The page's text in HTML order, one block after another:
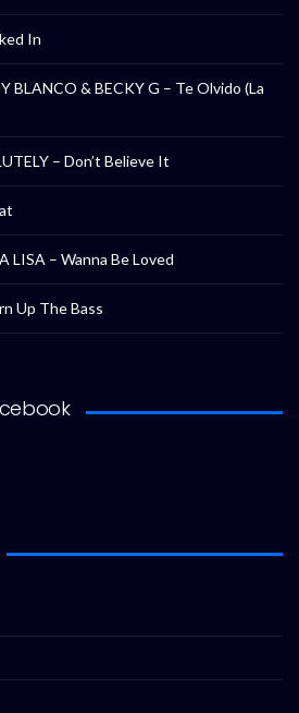
In
BLANCO & BECKY G – Te Olvido (La
– Don’t Believe It
LISA – Wanna Be Loved
Up The Bass